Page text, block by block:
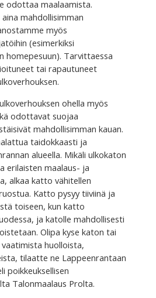
odottaa maalaamista.
mahdollisimman
myös
(esimerkiksi
homepesuun). Tarvittaessa
tai rapautuneet
ohella myös
odottavat suojaa
mahdollisimman kauan.
taidokkaasti ja
alueella. Mikäli ulkokaton
erilaisten maalaus- ja
alkaa katto vähitellen
Katto pysyy tiiviinä ja
toiseen, kun katto
ja katolle mahdollisesti
Olipa kyse katon tai
huolloista,
tilaatte ne Lappeenrantaan
poikkeuksellisen
Talonmaalaus Prolta.